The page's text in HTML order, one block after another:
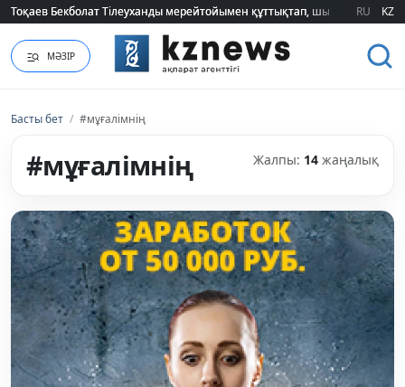
Тоқаев Бекболат Тілеуханды мерейтойымен құттықтап, шығармашылық
Тоқаев Бекболат Тілеуханды мерейтойымен құттықтап, шығармашылық
RU KZ
МӘЗІР
Басты бет / #мұғалімнің
#мұғалімнің Жалпы: 14 жаңалық